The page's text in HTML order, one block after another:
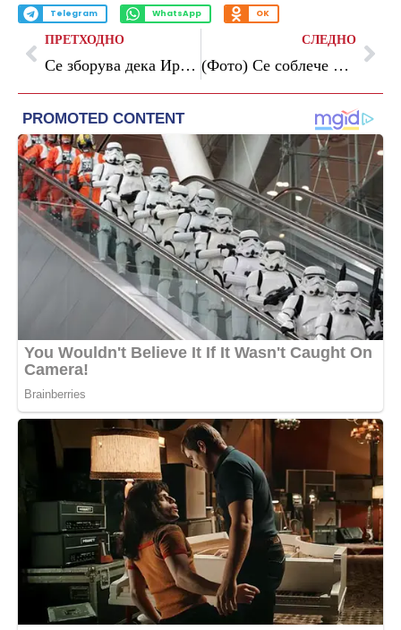
Telegram WhatsApp OK
ПРЕТХОДНО
Се зборува дека Ирина Шајк има ново момче, тие веќе еднаш беа заедно
СЛЕДНО
(Фото) Се соблече и ги покажа најубавите нозе на светот